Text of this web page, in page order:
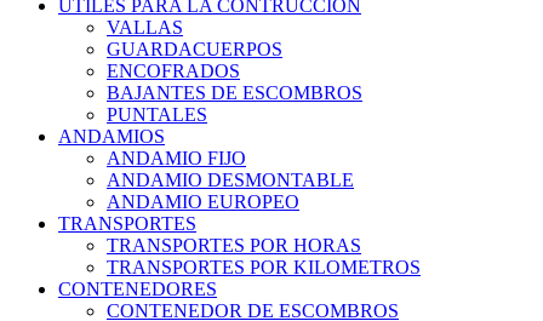
UTILES PARA LA CONTRUCCION
VALLAS
GUARDACUERPOS
ENCOFRADOS
BAJANTES DE ESCOMBROS
PUNTALES
ANDAMIOS
ANDAMIO FIJO
ANDAMIO DESMONTABLE
ANDAMIO EUROPEO
TRANSPORTES
TRANSPORTES POR HORAS
TRANSPORTES POR KILOMETROS
CONTENEDORES
CONTENEDOR DE ESCOMBROS